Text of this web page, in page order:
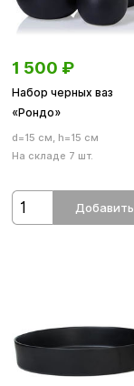
1 500 ₽
Набор черных ваз
«Рондо»
d=15 см, h=15 см
На складе 7 шт.
Добавить